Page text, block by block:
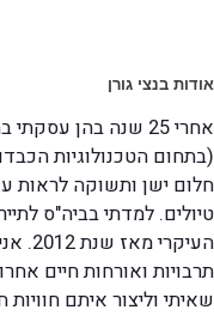
אודות בנצי גורן
אחרי 25 שנה בהן
(בתחום הטכנולוגיות
חלום ישן ותשוקה לראות
טיולים. למדתי בביה"ס
תרבויות ואורחות חיים
שאיתי וליצור איתם